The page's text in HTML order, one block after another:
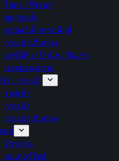
โยคะ / ฟิตเนส
ชุดว่ายน้ำ
คูปองอิเล็กทรอนิกส์
กระเป๋าเดินทาง
บาร์บีคิว / ปิกนิก / ปีนเขา
นวดผ่อนคลาย
า / กระเป๋า
รองเท้า
กระเป๋า
กระเป๋าเดินทาง
นต์
จักรยาน
มอเตอร์ไซค์